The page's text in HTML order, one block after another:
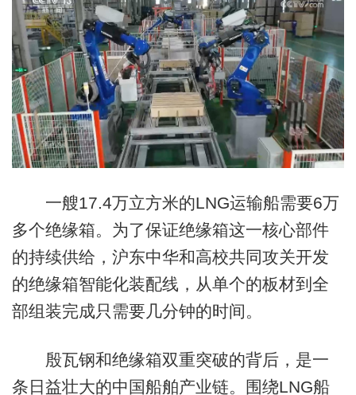
一艘17.4万立方米的LNG运输船需要6万
多个绝缘箱。为了保证绝缘箱这一核心部件
的持续供给，沪东中华和高校共同攻关开发
的绝缘箱智能化装配线，从单个的板材到全
部组装完成只需要几分钟的时间。
殷瓦钢和绝缘箱双重突破的背后，是一
条日益壮大的中国船舶产业链。围绕LNG船